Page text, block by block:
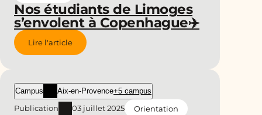
Nos étudiants de Limoges
s’envolent à Copenhague✈️
Lire l'article
Campus Aix-en-Provence+5 campus
Publication 03 juillet 2025 Orientation